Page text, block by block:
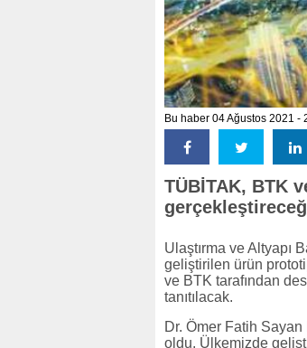
Bu haber 04 Ağustos 2021 -
TÜBİTAK, BTK
Ulaştırma ve Altyapı
geliştirilen ürün
ve BTK tarafından
tanıtılacak.
Dr. Ömer Fatih
oldu. Ülkemizde